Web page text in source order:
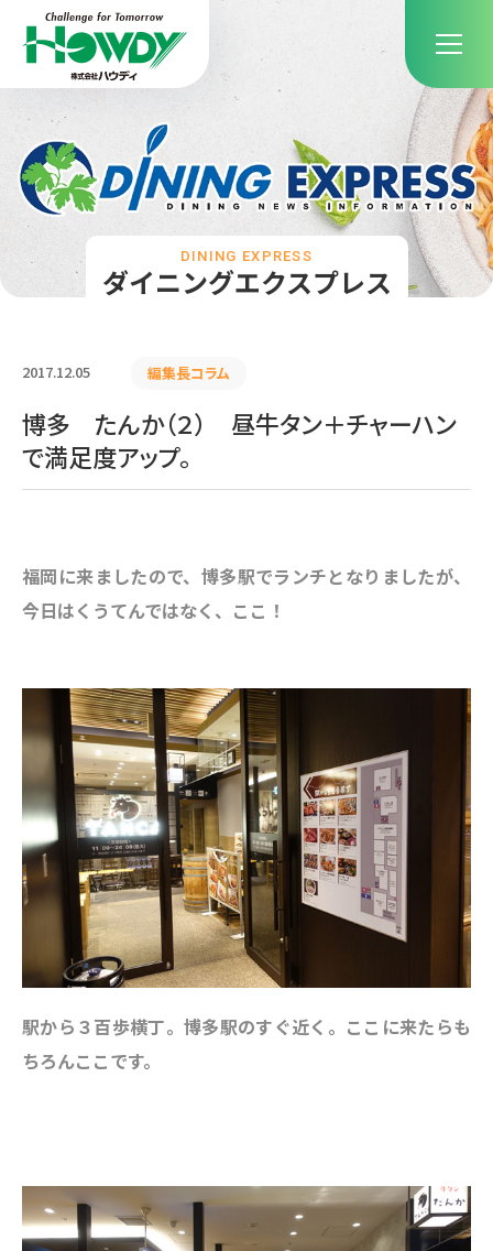
ダイニングエクスプレス
DINING EXPRESS
2017.12.05 編集長コラム
博多 たんか（２） 昼牛タン＋チャーハン
で満足度アップ。
福岡に来ましたので、博多駅でランチとなりましたが、
今日はくうてんではなく、ここ！
駅から３百歩横丁。博多駅のすぐ近く。ここに来たらも
ちろんここです。